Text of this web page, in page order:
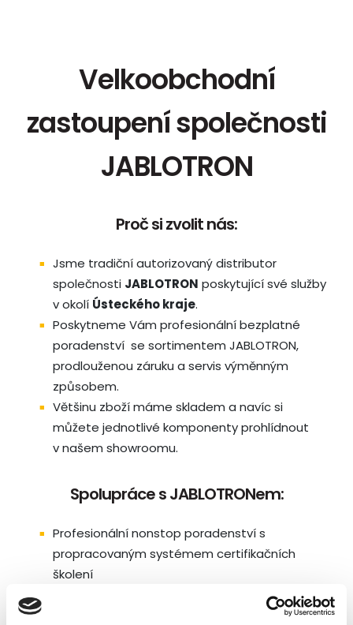
Velkoobchodní
zastoupení společnosti
JABLOTRON
Proč si zvolit nás:
Jsme tradiční autorizovaný distributor
společnosti JABLOTRON poskytující své služby
v okolí Ústeckého kraje.
Poskytneme Vám profesionální bezplatné
poradenství se sortimentem JABLOTRON,
prodlouženou záruku a servis výměnným
způsobem.
Většinu zboží máme skladem a navíc si
můžete jednotlivé komponenty prohlídnout
v našem showroomu.
Spolupráce s JABLOTRONem:
Profesionální nonstop poradenství s
propracovaným systémem certifikačních
školení
Moderní intuitivní alarmy s bezkonkurenční
samoobsluhou MyJABLOTRON pro vzdálenou